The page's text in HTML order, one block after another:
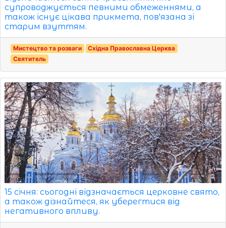
супроводжується певними обмеженнями, а
також існує цікава прикмета, пов'язана зі
старим взуттям.
Мистецтво та розваги
Східна Православна Церква
Святитель
15 січня: сьогодні відзначається церковне свято,
а також дізнайтеся, як уберегтися від
негативного впливу.